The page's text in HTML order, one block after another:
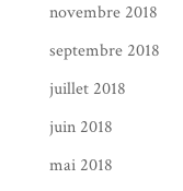
novembre 2018
septembre 2018
juillet 2018
juin 2018
mai 2018